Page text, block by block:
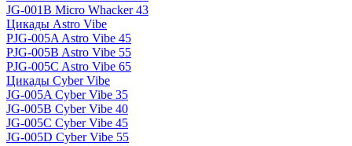
JG-001B Micro Whacker 43
Цикады Astro Vibe
PJG-005A Astro Vibe 45
PJG-005B Astro Vibe 55
PJG-005C Astro Vibe 65
Цикады Cyber Vibe
JG-005A Cyber Vibe 35
JG-005B Cyber Vibe 40
JG-005C Cyber Vibe 45
JG-005D Cyber Vibe 55